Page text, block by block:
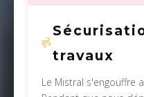
travaux
Le Mistral s'engouffre